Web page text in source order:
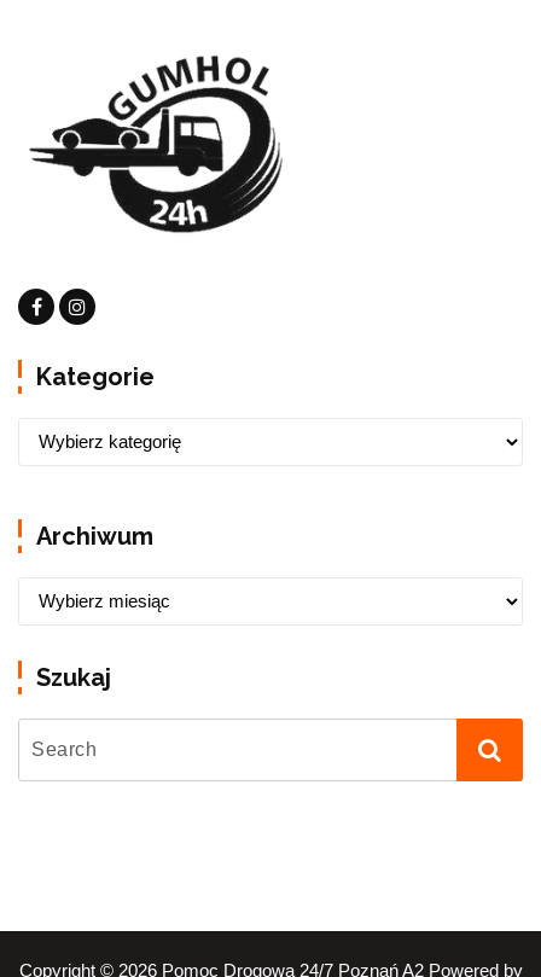
Kategorie
Archiwum
Szukaj
Copyright © 2026 Pomoc Drogowa 24/7 Poznań A2 Powered by